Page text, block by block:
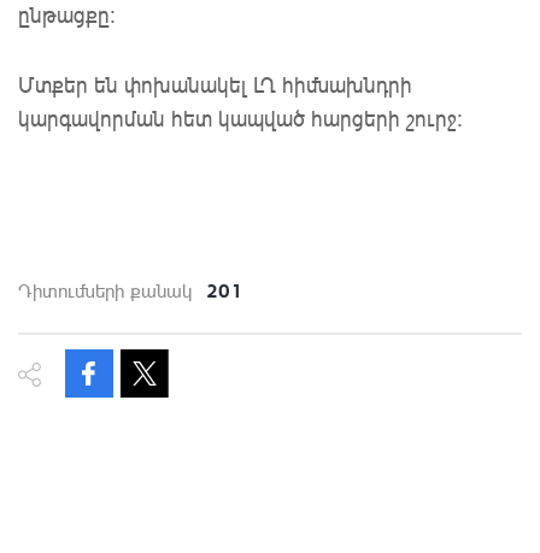
ընթացքը:
Մտքեր են փոխանակել ԼՂ հիմնախնդրի
կարգավորման հետ կապված հարցերի շուրջ։
Դիտումների քանակ 201